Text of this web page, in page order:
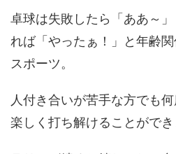
卓球は失敗したら「ああ～
れば「やったぁ！」と年齢
スポーツ。
人付き合いが苦手な方でも
楽しく打ち解けることができ